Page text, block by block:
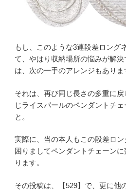
もし、このような3連段差ロング
て、やはり収納場所の悩みが解
は、次の一手のアレンジもありま
それは、再び同じ長さの多重に
じライスパールのペンダントチ
と。
実際に、当の本人もこの段差ロ
困りましてペンダントチェーン
ります。
その投稿は、【529】で、更に他